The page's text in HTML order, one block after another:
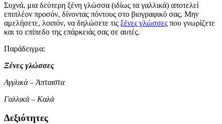
Συχνά, μια δεύτερη ξένη γλώσσα (ιδίως τα γαλλικά) αποτελεί
επιπλέον προσόν, δίνοντας πόντους στο βιογραφικό σας. Μην
αμελήσετε, λοιπόν, να δηλώσετε τις ξένες γλώσσες που γνωρίζετε
και το επίπεδο της επάρκειάς σας σε αυτές.
Παράδειγμα:
Ξένες γλώσσες
Αγγλικά – Άπταιστα
Γαλλικά – Καλά
Δεξιότητες